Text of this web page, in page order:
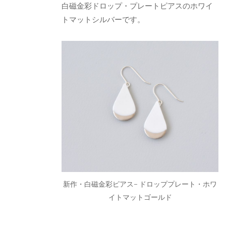
白磁金彩ドロップ・プレートピアスのホワイ
トマットシルバーです。
新作・白磁金彩ピアス- ドロッププレート・ホワ
イトマットゴールド